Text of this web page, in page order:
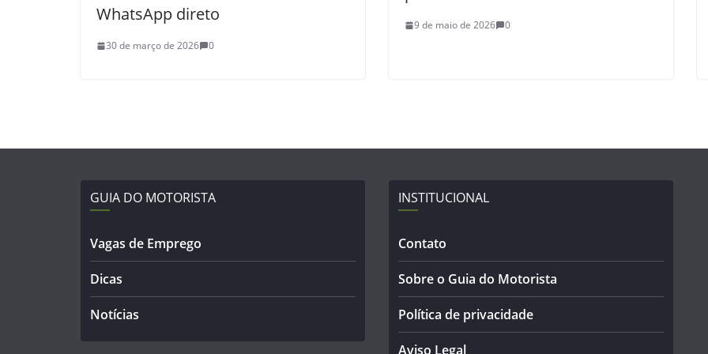
WhatsApp direto
30 de março de 2026 0
9 de maio de 2026 0
GUIA DO MOTORISTA
Vagas de Emprego
Dicas
Notícias
INSTITUCIONAL
Contato
Sobre o Guia do Motorista
Política de privacidade
Aviso Legal